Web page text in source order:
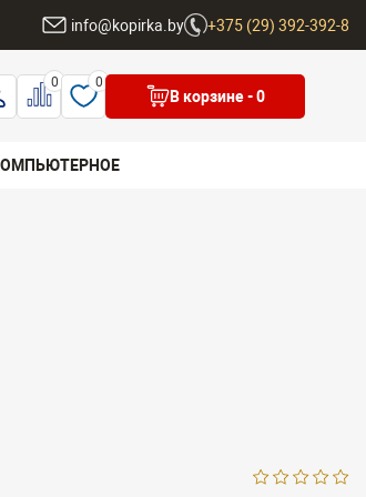
info@kopirka.by +375 (29) 392-392-8
0 0
В корзине- 0